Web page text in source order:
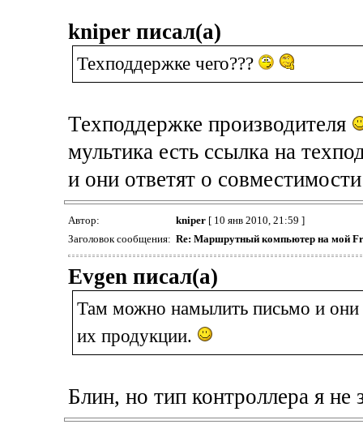
kniper писал(а)
Техподдержке чего???
Техподдержке производителя
мультика есть ссылка на
и они ответят о
Автор: kniper[ 10 янв 2010, 21:59 ]
Заголовок сообщения: Re: Маршрутный компьютер на мой
Evgen писал(а)
Там можно намылить письмо и они
их продукции.
Блин, но тип контроллера я